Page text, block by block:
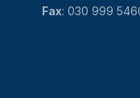
Fax: 030 999